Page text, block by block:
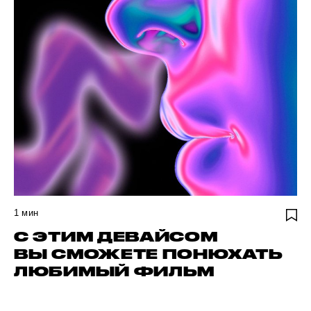
1 мин
С ЭТИМ ДЕВАЙСОМ
ВЫ СМОЖЕТЕ ПОНЮХАТЬ
ЛЮБИМЫЙ ФИЛЬМ